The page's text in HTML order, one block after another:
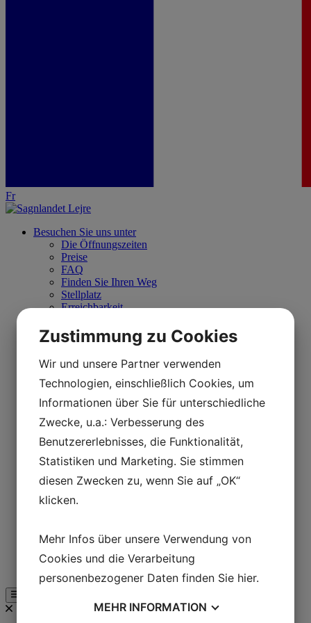
Fr
Besuchen Sie uns unter
Die Öffnungszeiten
Preise
FAQ
Finden Sie Ihren Weg
Stellplatz
Erreichbarkeit
Laden Sie
Café Hvidesøhus
Tagesprogramm
Schulen
Ausbildungskurse
Unterricht in der Wikingerregion
Der Unterricht in den 1850er Jahren
Unterricht in Båldalen
Camp-Schulen
Auf eigene Faust
Erlebnisse
Laden Sie
Tagesprogramm
Unternehmen
Business Club & Sponsoren
Unterstützen Sie Lejre Land of Legends
Zustimmung zu Cookies
Wir und unsere Partner verwenden
Technologien, einschließlich Cookies, um
Informationen über Sie für unterschiedliche
Zwecke, u.a.: Verbesserung des
Benutzererlebnisses, die Funktionalität,
Statistiken und Marketing. Sie stimmen
diesen Zwecken zu, wenn Sie auf „OK“
klicken.
Mehr Infos über unsere Verwendung von
Cookies und die Verarbeitung
personenbezogener Daten finden Sie hier.
MEHR INFORMATION